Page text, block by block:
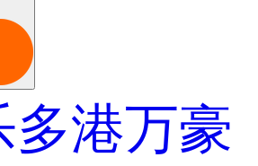
多港万豪